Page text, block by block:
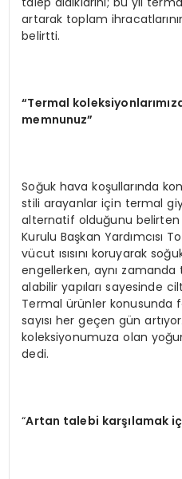
artarak toplam
belirtti.
“Termal
memnunuz”
Soğuk hava koşullarında
stili arayanlar için termal
alternatif olduğunu belirten
Kurulu Başkan Yardımcısı
vücut ısısını koruyarak
engellerken, aynı zamanda
alabilir yapıları sayesinde
Termal ürünler konusunda
sayısı her geçen gün
koleksiyonumuza olan
dedi.
“Artan talebi karşılamak